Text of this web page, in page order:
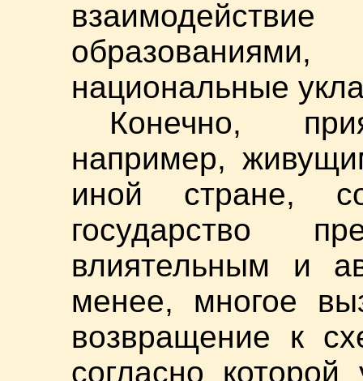
национальные
Конечно,
например,
иной стране,
государство
влиятельным и
менее, многое
возвращение к
согласно